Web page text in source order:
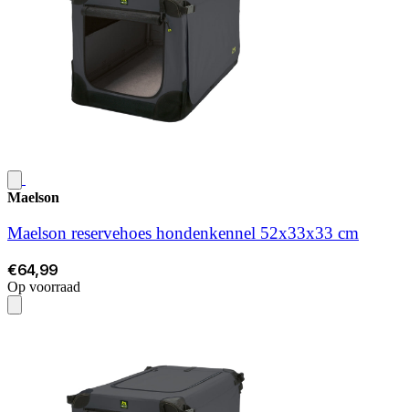
Maelson
Maelson reservehoes hondenkennel 52x33x33 cm
€64,99
Op voorraad